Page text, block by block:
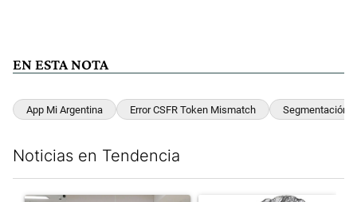
EN ESTA NOTA
App Mi Argentina Error CSFR Token Mismatch Segmentación
Noticias en Tendencia